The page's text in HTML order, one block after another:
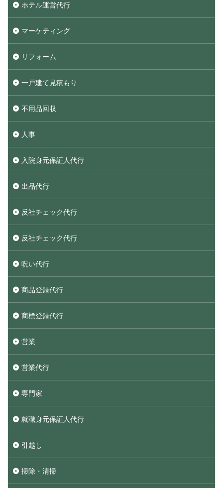
ホテル運営代行
マーケティング
リフォーム
一戸建て見積もり
不用品回収
人事
入院身元保証人代行
出品代行
反社チェック代行
反社チェック代行
呪い代行
商品登録代行
商標登録代行
営業
営業代行
専門家
就職身元保証人代行
引越し
掃除・清掃